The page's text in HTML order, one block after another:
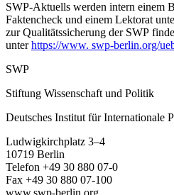
SWP-Aktuells werden intern einem
Faktencheck und einem Lektorat
zur Qualitätssicherung der SWP
unterhttps://www. swp-berlin.org/
SWP
Stiftung Wissenschaft und Politik
Deutsches Institut für Internationale
Ludwigkirchplatz 3–4
10719 Berlin
Telefon +49 30 880 07-0
Fax +49 30 880 07-100
www.swp-berlin.org